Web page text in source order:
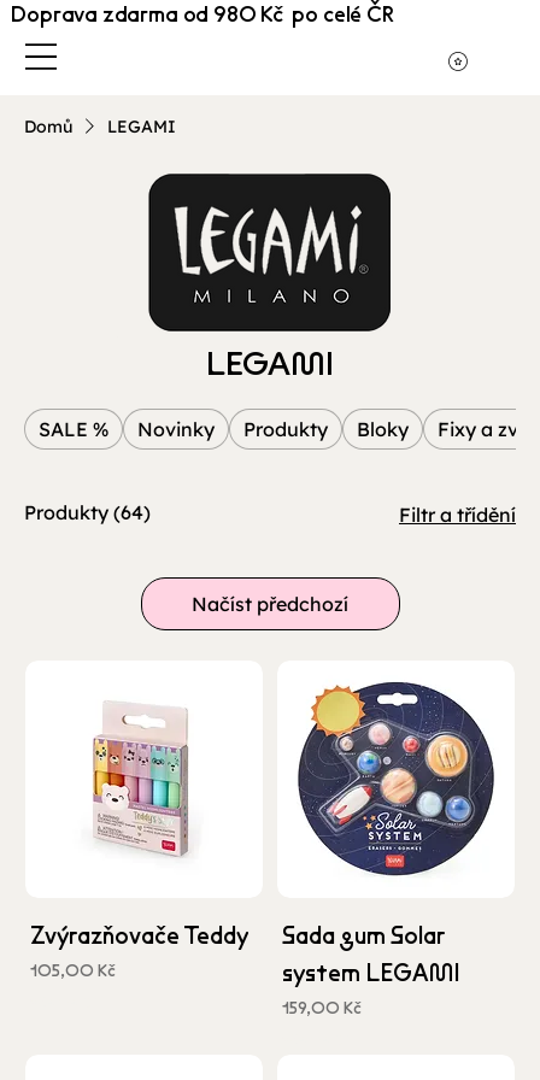
Doprava zdarma od 980 Kč po celé ČR
Domů LEGAMI
LEGAMI
SALE % Novinky Produkty Bloky Fixy a
Produkty (64) Filtr a třídění
Načíst předchozí
Zvýrazňovače Teddy
Cena
105,00 Kč
Sada gum Solar
system LEGAMI
Cena
159,00 Kč